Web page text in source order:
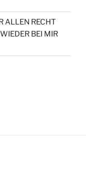
ALLEN RECHT
BEI MIR